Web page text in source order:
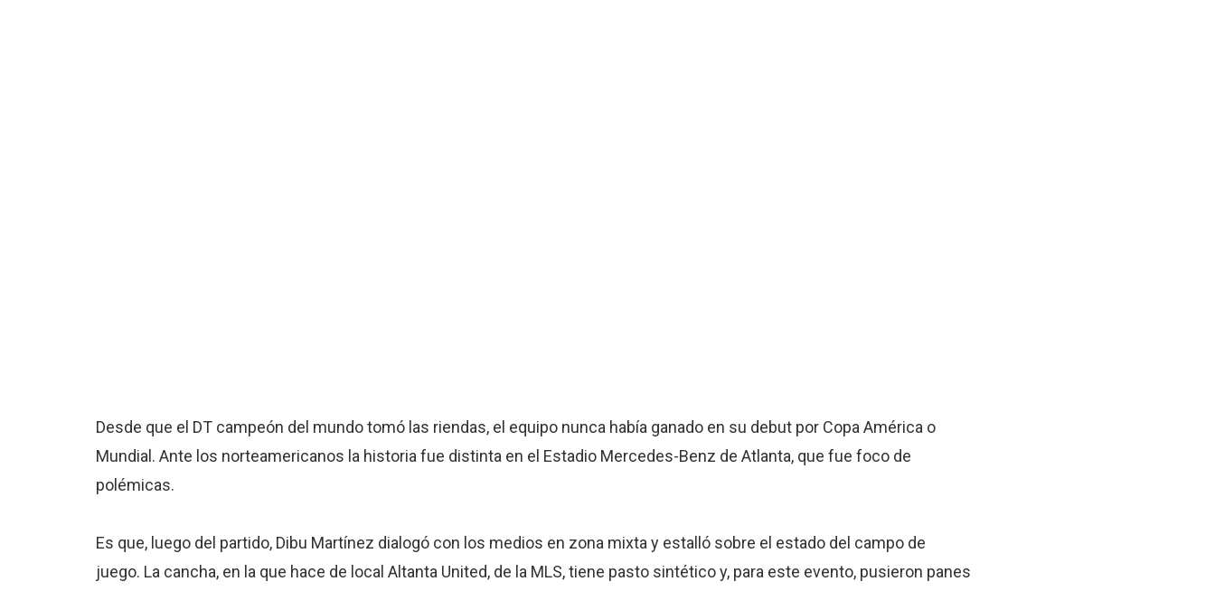
Desde que el DT campeón del mundo tomó las riendas, el equipo nunca había ganado en su debut por Copa América o
Mundial. Ante los norteamericanos la historia fue distinta en el Estadio Mercedes-Benz de Atlanta, que fue foco de
polémicas.
Es que, luego del partido, Dibu Martínez dialogó con los medios en zona mixta y estalló sobre el estado del campo de
juego. La cancha, en la que hace de local Altanta United, de la MLS, tiene pasto sintético y, para este evento, pusieron panes